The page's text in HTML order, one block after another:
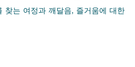
찾는 여정과 깨달음, 즐거움에 대한